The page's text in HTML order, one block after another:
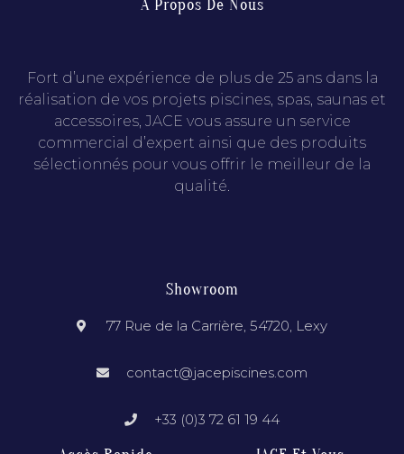
À Propos De Nous
Fort d’une expérience de plus de 25 ans dans la
réalisation de vos projets piscines, spas, saunas et
accessoires, JACE vous assure un service
commercial d’expert ainsi que des produits
sélectionnés pour vous offrir le meilleur de la
qualité.
Showroom
77 Rue de la Carrière, 54720, Lexy
contact@jacepiscines.com
+33 (0)3 72 61 19 44